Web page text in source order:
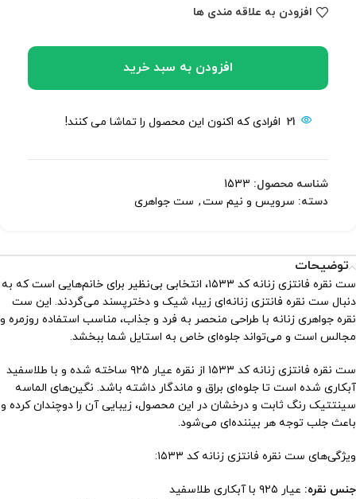
افزودن به علاقه مندی ها
افزودن به سبد خرید
21 افرادی که اکنون این محصول را تماشا می کنند!
شناسه محصول: 1533
دسته: سرویس و نیم ست, ست جواهری
توضیحات
ست نقره فانتزی زنانه کد ۱۵۳۳، انتخابی بی‌نظیر برای خانم‌هایی است که به
دنبال ست نقره فانتزی زنانه‌ای زیبا، شیک و دخترپسند می‌گردند. این ست
نقره جواهری زنانه با طراحی منحصر به فرد و جذاب، مناسب استفاده روزمره و
مجالس است و می‌تواند جلوه‌ای خاص به استایل شما ببخشد.
ست نقره فانتزی زنانه کد ۱۵۳۳ از نقره عیار ۹۲۵ ساخته شده و با طلاسفید
آبکاری شده است تا جلوه‌ای براق و ماندگار داشته باشد. نگین‌های الماسه
سینتتیک رنگ ثابت و درخشان در این محصول، زیبایی آن را دوچندان کرده و
باعث جلب توجه هر بیننده‌ای می‌شود.
ویژگی‌های ست نقره فانتزی زنانه کد ۱۵۳۳:
جنس نقره: عیار ۹۲۵ با آبکاری طلاسفید